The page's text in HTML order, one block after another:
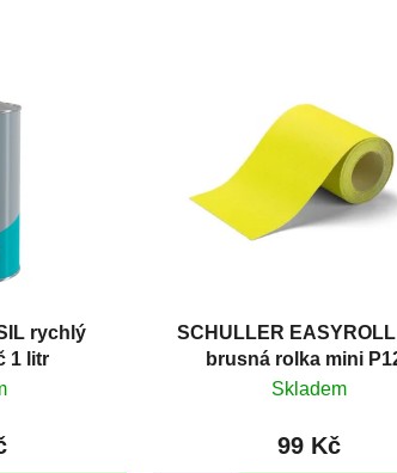
rychlý
1 litr
SCHULLER
brusná rolka mini
Skladem
99 Kč